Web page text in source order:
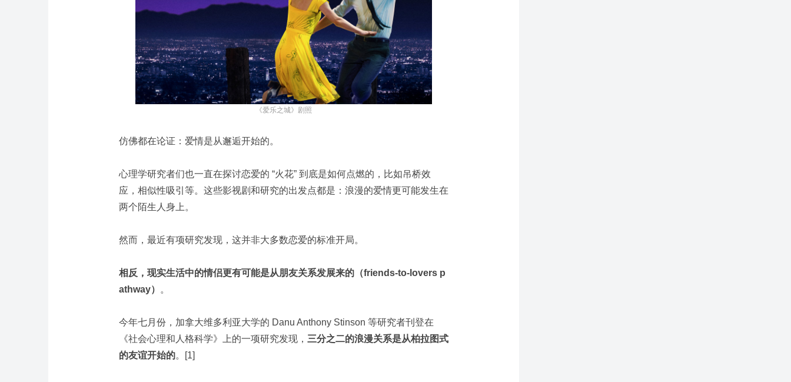
《爱乐之城》剧照
仿佛都在论证：爱情是从邂逅开始的。
心理学研究者们也一直在探讨恋爱的 “火花” 到底是如何点燃的，比如吊桥效
应，相似性吸引等。这些影视剧和研究的出发点都是：浪漫的爱情更可能发生在
两个陌生人身上。
然而，最近有项研究发现，这并非大多数恋爱的标准开局。
相反，现实生活中的情侣更有可能是从朋友关系发展来的（friends-to-lovers p
athway）
。
今年七月份，加拿大维多利亚大学的 Danu Anthony Stinson 等研究者刊登在
《社会心理和人格科学》上的一项研究发现， 三分之二的浪漫关系是从柏拉图式
的友谊开始的。 [1]